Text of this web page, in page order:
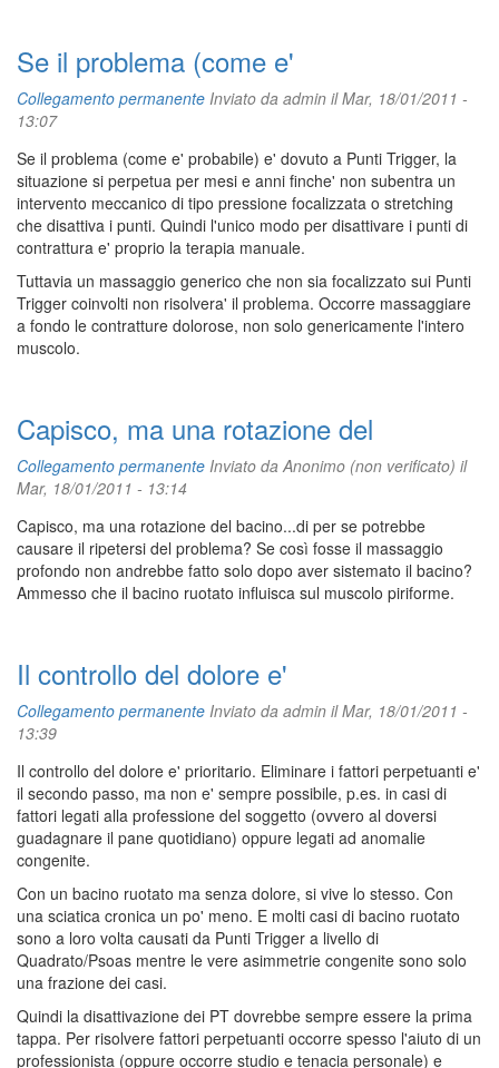
Se il problema (come e'
Collegamento permanente Inviato da admin il Mar, 18/01/2011 -
13:07
Se il problema (come e' probabile) e' dovuto a Punti Trigger, la
situazione si perpetua per mesi e anni finche' non subentra un
intervento meccanico di tipo pressione focalizzata o stretching
che disattiva i punti. Quindi l'unico modo per disattivare i punti di
contrattura e' proprio la terapia manuale.
Tuttavia un massaggio generico che non sia focalizzato sui Punti
Trigger coinvolti non risolvera' il problema. Occorre massaggiare
a fondo le contratture dolorose, non solo genericamente l'intero
muscolo.
Capisco, ma una rotazione del
Collegamento permanente Inviato daAnonimo (non verificato) il
Mar, 18/01/2011 - 13:14
Capisco, ma una rotazione del bacino...di per se potrebbe
causare il ripetersi del problema? Se così fosse il massaggio
profondo non andrebbe fatto solo dopo aver sistemato il bacino?
Ammesso che il bacino ruotato influisca sul muscolo piriforme.
Il controllo del dolore e'
Collegamento permanente Inviato da admin il Mar, 18/01/2011 -
13:39
Il controllo del dolore e' prioritario. Eliminare i fattori perpetuanti e'
il secondo passo, ma non e' sempre possibile, p.es. in casi di
fattori legati alla professione del soggetto (ovvero al doversi
guadagnare il pane quotidiano) oppure legati ad anomalie
congenite.
Con un bacino ruotato ma senza dolore, si vive lo stesso. Con
una sciatica cronica un po' meno. E molti casi di bacino ruotato
sono a loro volta causati da Punti Trigger a livello di
Quadrato/Psoas mentre le vere asimmetrie congenite sono solo
una frazione dei casi.
Quindi la disattivazione dei PT dovrebbe sempre essere la prima
tappa. Per risolvere fattori perpetuanti occorre spesso l'aiuto di un
professionista (oppure occorre studio e tenacia personale) e